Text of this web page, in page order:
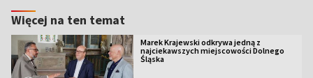
Więcej na ten temat
Marek Krajewski odkrywa jedną z
najciekawszych miejscowości Dolnego
Śląska